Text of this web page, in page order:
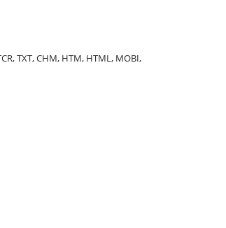
TXT, CHM, HTM, HTML, MOBI,